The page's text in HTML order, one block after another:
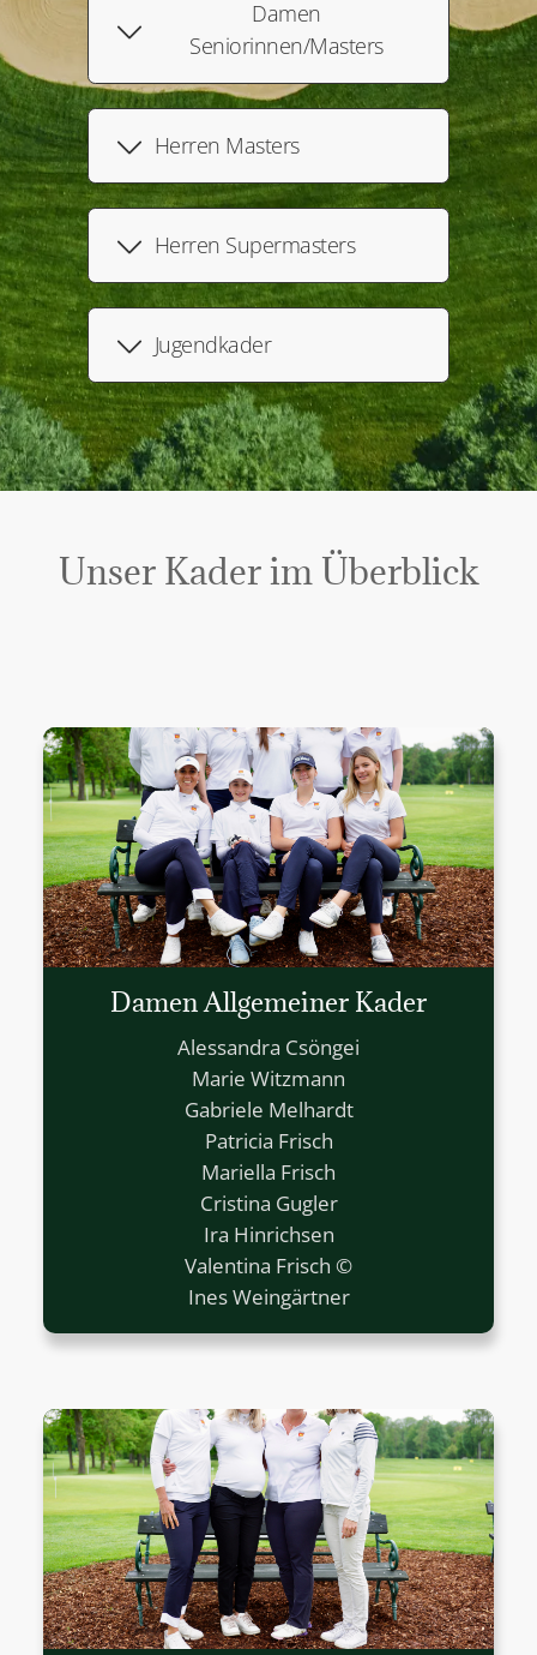
Damen
Seniorinnen/Masters
Herren Masters
Herren Supermasters
Jugendkader
Unser Kader im Überblick
Damen Allgemeiner Kader
Alessandra Csöngei
Marie Witzmann
Gabriele Melhardt
Patricia Frisch
Mariella Frisch
Cristina Gugler
Ira Hinrichsen
Valentina Frisch ©
Ines Weingärtner